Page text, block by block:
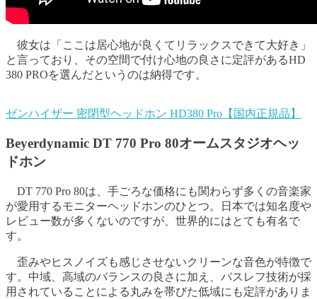
彼女は「ここは居心地が良くてリラックスできて大好き」
と言っており、その空間で付け心地の良さに定評があるHD
380 PROを選んだというのは納得です。
ゼンハイザー 密閉型ヘッドホン HD380 Pro【国内正規品】
Beyerdynamic DT 770 Pro 80オームスタジオヘッ
ドホン
DT 770 Pro 80は、手ごろな価格にも関わらず多くの音楽家
が愛用するモニターヘッドホンのひとつ。日本では知名度や
レビュー数が多くないのですが、世界的にはとても有名で
す。
歪みやヒスノイズも感じさせないクリーンな音色が特徴で
す。中域、高域のバランスの良さに加え、バスレフ技術が採
用されていることによる丸みを帯びた低域にも定評がありま